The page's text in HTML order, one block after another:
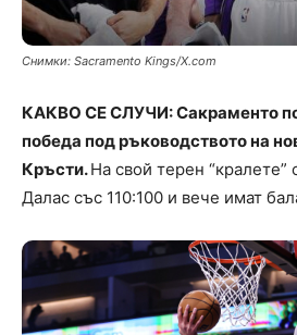
Снимки: Sacramento Kings/X.com
КАКВО СЕ СЛУЧИ: Сакраменто
победа под ръководството на
Кръсти.На свой терен
Далас със 110:100 и вече имат